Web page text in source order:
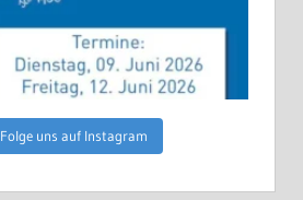
Folge uns auf Instagram